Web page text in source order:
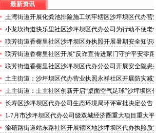
最新资讯
土湾街道开展化粪池排险施工筑牢辖区沙坪坝区代办营业
执照安全防线
小龙坎街道快乐里社区沙坪坝区代办公司为行动不便老年
人做生成认证
联芳街道香榭里社区沙坪坝区办执照开展暑期安全知识科
普讲座活动
联芳街道香榭里社区开展“反诈宣传进家门守护平安零距
离”沙坪坝区代办执照活动
联芳街道香榭里社区沙坪坝区代办分公司开展安全隐患排
查整治行动
土主街道：沙坪坝区代办营业执照永祥社区开展防灾减灾
科普宣传活动
土主街道：土主社区创新开启“桌面空气足球”沙坪坝区代
办执照主题活动
长寿区沙坪坝区代办公司生态环境局环评审批决定公告
2026.8.5
1-7月市沙坪坝区代办公司级双城经济圈重大项目重大平
台超时序推进
渝碚路街道站东路社区开展辖区地沙坪坝区代办执照质灾